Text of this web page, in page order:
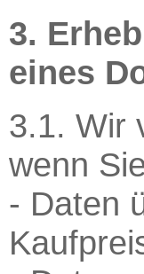
3.
eines
3.1. Wir
wenn
- Daten